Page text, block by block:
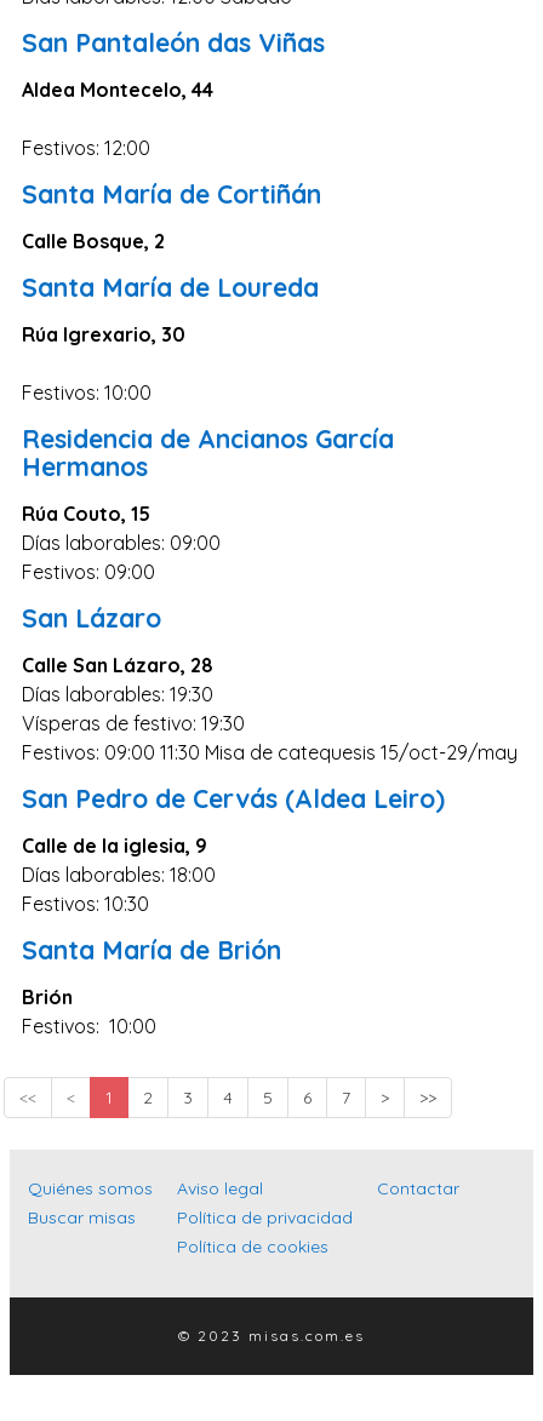
San Pantaleón das Viñas
Aldea Montecelo, 44
Festivos: 12:00
Santa María de Cortiñán
Calle Bosque, 2
Santa María de Loureda
Rúa Igrexario, 30
Festivos: 10:00
Residencia de Ancianos García
Hermanos
Rúa Couto, 15
Días laborables: 09:00
Festivos: 09:00
San Lázaro
Calle San Lázaro, 28
Días laborables: 19:30
Vísperas de festivo: 19:30
Festivos: 09:00 11:30 Misa de catequesis 15/oct-29/may
San Pedro de Cervás (Aldea Leiro)
Calle de la iglesia, 9
Días laborables: 18:00
Festivos: 10:30
Santa María de Brión
Brión
Festivos: 10:00
<< < 1 2 3 4 5 6 7 > >>
Quiénes somos
Buscar misas
Aviso legal
Política de privacidad
Política de cookies
Contactar
© 2023 misas.com.es